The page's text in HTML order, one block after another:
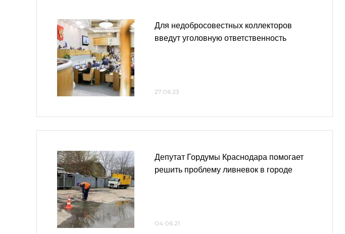
Для недобросовестных коллекторов
введут уголовную ответственность
27.06.23
Депутат Гордумы Краснодара помогает
решить проблему ливневок в городе
04.06.21